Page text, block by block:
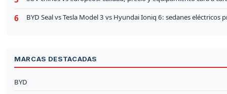
6 BYD Seal vs Tesla Model 3 vs Hyundai Ioniq 6: sedanes eléctricos
MARCAS DESTACADAS
BYD